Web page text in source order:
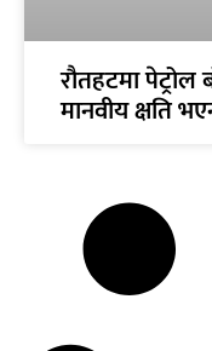
रौतहटमा
मानवीय क्षति